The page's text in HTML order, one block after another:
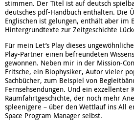
stimmen. Der Titel ist auf deutsch
deutsches pdf-Handbuch enthalten. Die
Englischen ist gelungen, enthält aber im
Hintergrundtexte zur Zeitgeschichte
Für mein Let’s Play dieses
Play-Partner einen befreundeten
gewonnen. Neben mir in der Mission-
Fritsche, ein Biophysiker, Autor vieler
Sachbücher, zum Beispiel von
Fernsehsendungen. Und ein exzellenter
Raumfahrtgeschichte, der noch mehr
spleenigere – über den Wettlauf ins All
Space Program Manager selbst.